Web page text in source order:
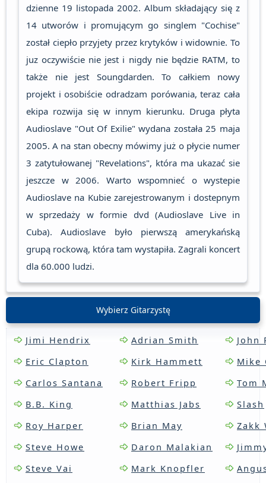
dzienne 19 listopada 2002. Album składający się z
14 utworów i promującym go singlem "Cochise"
został ciepło przyjety przez krytyków i widownie. To
juz oczywiście nie jest i nigdy nie będzie RATM, to
także nie jest Soungdarden. To całkiem nowy
projekt i osobiście odradzam porówania, teraz cała
ekipa rozwija się w innym kierunku. Druga płyta
Audioslave "Out Of Exilie" wydana została 25 maja
2005. A na stan obecny mówimy już o płycie numer
3 zatytułowanej "Revelations", która ma ukazać sie
jeszcze w 2006. Warto wspomnieć o wystepie
Audioslave na Kubie zarejestrowanym i dostepnym
w sprzedaży w formie dvd (Audioslave Live in
Cuba). Audioslave było pierwszą amerykańską
grupą rockową, która tam wystapiła. Zagrali koncert
dla 60.000 ludzi.
Wybierz Gitarzystę
Jimi Hendrix
Eric Clapton
Carlos Santana
B.B. King
Roy Harper
Steve Howe
Steve Vai
Adrian Smith
Kirk Hammett
Robert Fripp
Matthias Jabs
Brian May
Daron Malakian
Mark Knopfler
John
Mike
Tom
Slash
Zakk